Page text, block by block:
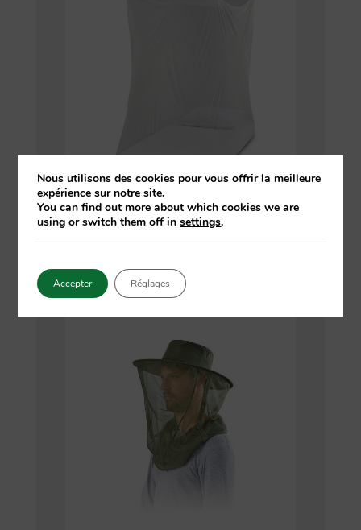
Nous utilisons des cookies pour vous offrir la meilleure
expérience sur notre site.
You can find out more about which cookies we are
using or switch them off insettings.
Accepter Réglages